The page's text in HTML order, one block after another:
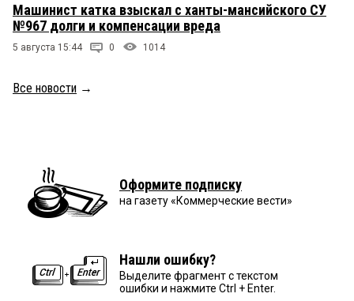
Машинист катка взыскал с ханты-мансийского СУ
№967 долги и компенсации вреда
5 августа 15:44 0 1014
Все новости →
Оформите подписку
на газету «Коммерческие вести»
Нашли ошибку?
Выделите фрагмент с текстом
ошибки и нажмите Ctrl + Enter.